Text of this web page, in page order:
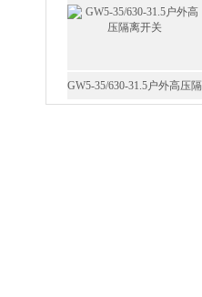
GW5-35/630-31.5户外高压隔